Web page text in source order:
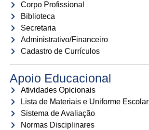
Corpo Profissional
Biblioteca
Secretaria
Administrativo/Financeiro
Cadastro de Currículos
Apoio Educacional
Atividades Opicionais
Lista de Materiais e Uniforme Escolar
Sistema de Avaliação
Normas Disciplinares